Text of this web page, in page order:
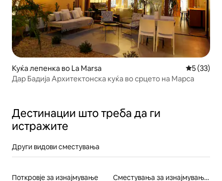
Куќа лепенка во La Marsa Просечна
5 (33)
Дар Бадија Архитектонска куќа во срцето на Марса
Дестинации што треба да ги
истражите
Други видови сместувања
Поткровје за изнајмување
Сместувања за изнајмување со сауна